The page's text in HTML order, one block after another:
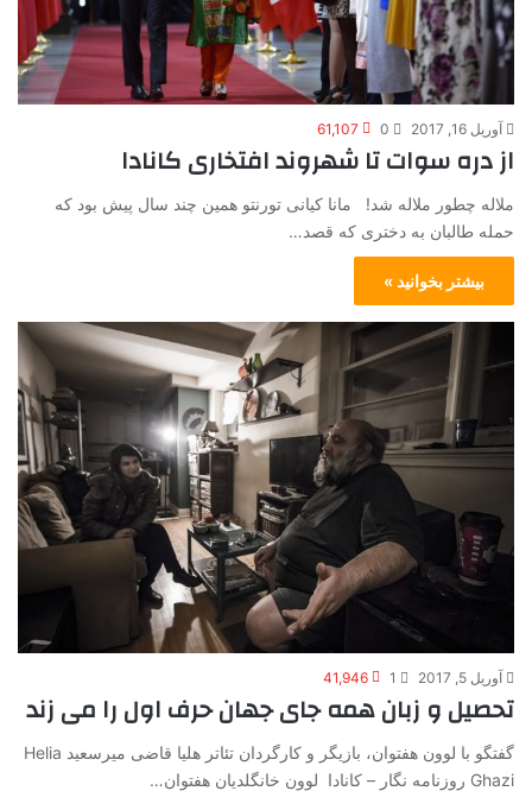
آوریل 16, 2017 0
61,107
از دره سوات تا شهروند افتخاری کانادا
ملاله چطور ملاله شد! مانا کیانی تورنتو همین چند سال پیش بود که
حمله طالبان به دختری که قصد…
بیشتر بخوانید »
آوریل 5, 2017 1
41,946
تحصیل و زبان همه جای جهان حرف اول را می زند
گفتگو با لوون هفتوان، بازیگر و کارگردان تئاتر هلیا قاضی میرسعید Helia
Ghazi روزنامه نگار – کانادا لوون خانگلدیان هفتوان…